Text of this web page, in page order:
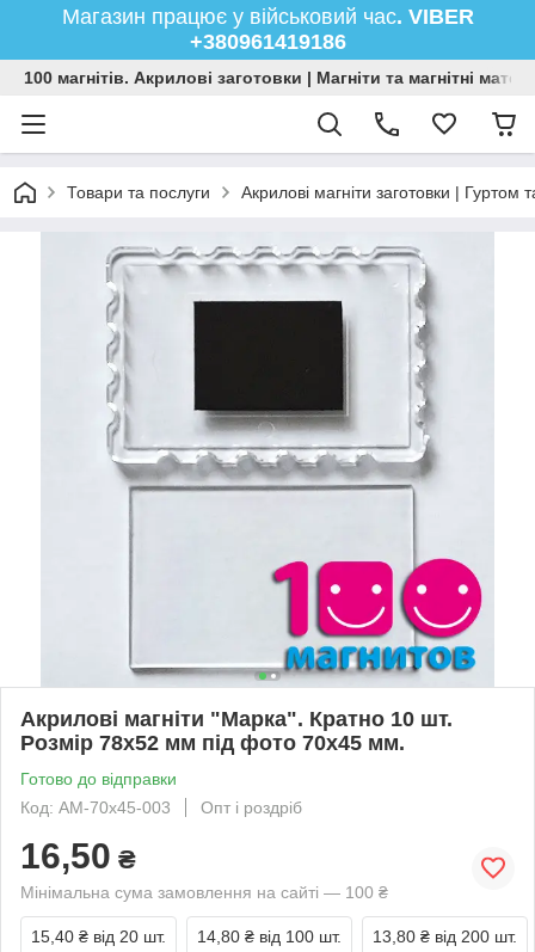
Магазин працює у військовий час. VIBER
+380961419186
100 магнітів. Акрилові заготовки | Магніти та магнітні
Товари та послуги Акрилові магніти заготовки | Гуртом
Акрилові магніти "Марка". Кратно 10 шт.
Розмір 78х52 мм під фото 70х45 мм.
Готово до відправки
Код: АМ-70х45-003
Опт і роздріб
16,50 ₴
Мінімальна сума замовлення на сайті — 100 ₴
15,40 ₴ від 20 шт. 14,80 ₴ від 100 шт. 13,80 ₴ від 200 шт.